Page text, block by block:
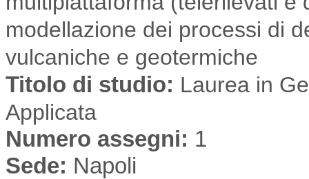
modellazione dei processi di
vulcaniche e geotermiche
Titolo di studio: Laurea in
Applicata
Numero assegni: 1
Sede: Napoli